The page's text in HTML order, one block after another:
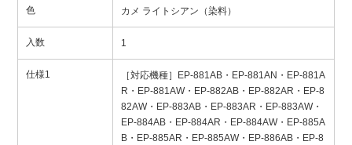
色 カメ ライトシアン（染料）
入数 1
仕様1
［対応機種］EP-881AB・EP-881AN・EP-881A
R・EP-881AW・EP-882AB・EP-882AR・EP-8
82AW・EP-883AB・EP-883AR・EP-883AW・
EP-884AB・EP-884AR・EP-884AW・EP-885A
B・EP-885AR・EP-885AW・EP-886AB・EP-8